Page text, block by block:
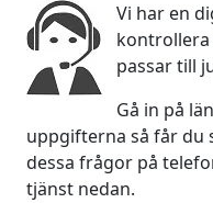
Vi har en
kontrollera
passar till
Gå in på
uppgifterna så får du
dessa frågor på
tjänst nedan.